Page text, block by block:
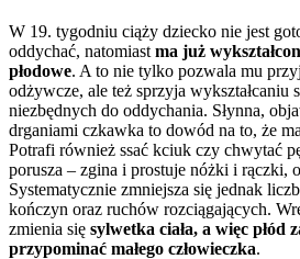
W 19. tygodniu ciąży dziecko nie jest
oddychać, natomiast ma już
płodowe. A to nie tylko pozwala mu
odżywcze, ale też sprzyja wykształcaniu
niezbędnych do oddychania. Słynna,
drganiami czkawka to dowód na to, że
Potrafi również ssać kciuk czy chwytać
porusza – zgina i prostuje nóżki i rączki,
Systematycznie zmniejsza się jednak
kończyn oraz ruchów rozciągających.
zmienia się sylwetka ciała, a więc płód
przypominać małego człowieczka.